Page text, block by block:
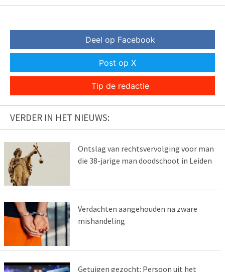
Deel op Facebook
Post op X
Tip de redactie
VERDER IN HET NIEUWS:
Ontslag van rechtsvervolging voor man
die 38-jarige man doodschoot in Leiden
Verdachten aangehouden na zware
mishandeling
Getuigen gezocht: Persoon uit het